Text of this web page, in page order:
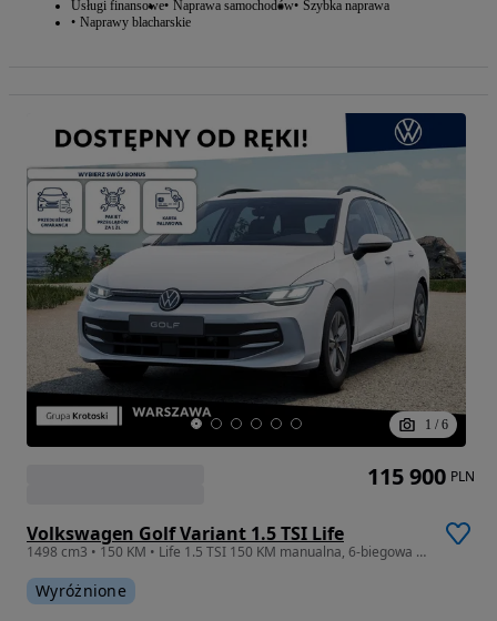
Usługi finansowe Naprawa samochodów Szybka naprawa
Naprawy blacharskie
1 / 6
Volkswagen Golf Variant 1.5 TSI Life
1498 cm3 • 150 KM • Life 1.5 TSI 150 KM manualna, 6-biegowa Dostępny Od Ręki!
Wyróżnione
115 900 PLN